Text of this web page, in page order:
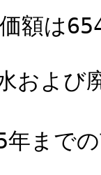
額は
よび
までの